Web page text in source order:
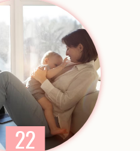
22